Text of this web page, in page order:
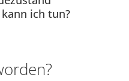
ich tun?